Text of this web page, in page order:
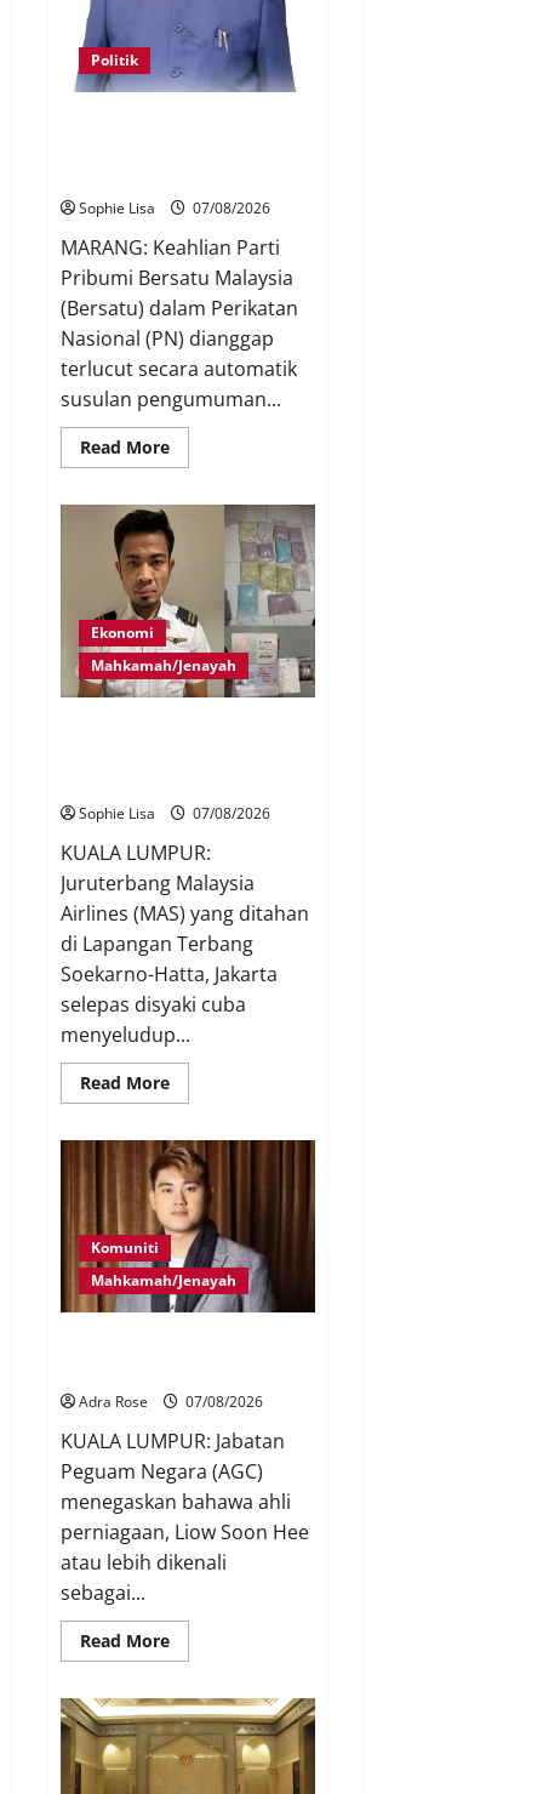
Politik
Sophie Lisa 07/08/2026
MARANG: Keahlian Parti
Pribumi Bersatu Malaysia
(Bersatu) dalam Perikatan
Nasional (PN) dianggap
terlucut secara automatik
susulan pengumuman...
Read More
Ekonomi
Mahkamah/Jenayah
Sophie Lisa 07/08/2026
KUALA LUMPUR:
Juruterbang Malaysia
Airlines (MAS) yang ditahan
di Lapangan Terbang
Soekarno-Hatta, Jakarta
selepas disyaki cuba
menyeludup...
Read More
Komuniti
Mahkamah/Jenayah
Adra Rose 07/08/2026
KUALA LUMPUR: Jabatan
Peguam Negara (AGC)
menegaskan bahawa ahli
perniagaan, Liow Soon Hee
atau lebih dikenali
sebagai...
Read More